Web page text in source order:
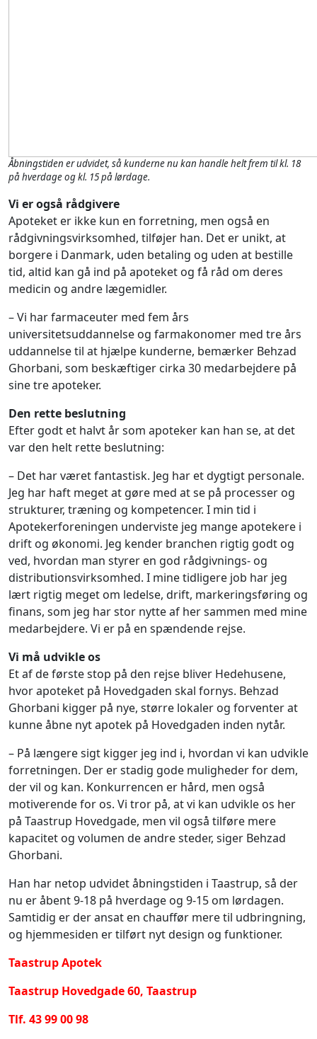
Åbningstiden er udvidet, så kunderne nu kan handle helt frem til kl. 18
på hverdage og kl. 15 på lørdage.
Vi er også rådgivere
Apoteket er ikke kun en forretning, men også en
rådgivningsvirksomhed, tilføjer han. Det er unikt, at
borgere i Danmark, uden betaling og uden at bestille
tid, altid kan gå ind på apoteket og få råd om deres
medicin og andre lægemidler.
– Vi har farmaceuter med fem års
universitetsuddannelse og farmakonomer med tre års
uddannelse til at hjælpe kunderne, bemærker Behzad
Ghorbani, som beskæftiger cirka 30 medarbejdere på
sine tre apoteker.
Den rette beslutning
Efter godt et halvt år som apoteker kan han se, at det
var den helt rette beslutning:
– Det har været fantastisk. Jeg har et dygtigt personale.
Jeg har haft meget at gøre med at se på processer og
strukturer, træning og kompetencer. I min tid i
Apotekerforeningen underviste jeg mange apotekere i
drift og økonomi. Jeg kender branchen rigtig godt og
ved, hvordan man styrer en god rådgivnings- og
distributionsvirksomhed. I mine tidligere job har jeg
lært rigtig meget om ledelse, drift, markeringsføring og
finans, som jeg har stor nytte af her sammen med mine
medarbejdere. Vi er på en spændende rejse.
Vi må udvikle os
Et af de første stop på den rejse bliver Hedehusene,
hvor apoteket på Hovedgaden skal fornys. Behzad
Ghorbani kigger på nye, større lokaler og forventer at
kunne åbne nyt apotek på Hovedgaden inden nytår.
– På længere sigt kigger jeg ind i, hvordan vi kan udvikle
forretningen. Der er stadig gode muligheder for dem,
der vil og kan. Konkurrencen er hård, men også
motiverende for os. Vi tror på, at vi kan udvikle os her
på Taastrup Hovedgade, men vil også tilføre mere
kapacitet og volumen de andre steder, siger Behzad
Ghorbani.
Han har netop udvidet åbningstiden i Taastrup, så der
nu er åbent 9-18 på hverdage og 9-15 om lørdagen.
Samtidig er der ansat en chauffør mere til udbringning,
og hjemmesiden er tilført nyt design og funktioner.
Taastrup Apotek
Taastrup Hovedgade 60, Taastrup
Tlf. 43 99 00 98